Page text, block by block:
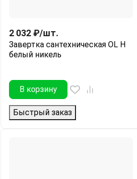
2 032 ₽/шт.
Завертка сантехническая OL H
белый никель
В корзину
Быстрый заказ